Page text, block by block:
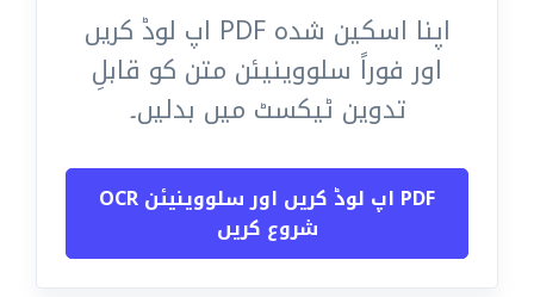
اپنا اسکین شدہ PDF اپ لوڈ کریں
اور فوراً سلووینیئن متن کو قابلِ
تدوین ٹیکسٹ میں بدلیں۔
PDF اپ لوڈ کریں اور سلووینیئن OCR
شروع کریں